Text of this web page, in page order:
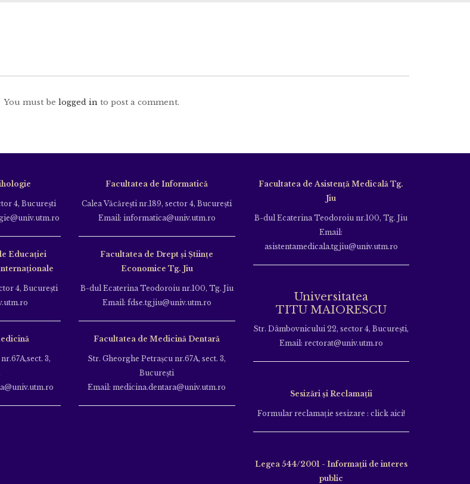
You must be logged in to post a comment.
4, Bucureşti
Educației
4, Bucureşti
3,
Facultatea de Informatică
Calea Văcăreşti nr.189, sector 4, Bucureşti
Email: informatica@univ.utm.ro
Facultatea de Drept și Științe
Economice Tg. Jiu
B-dul Ecaterina Teodoroiu nr.100, Tg. Jiu
Email: fdse.tgjiu@univ.utm.ro
Facultatea de Medicină Dentară
Str. Gheorghe Petraşcu nr.67A, sect. 3,
Bucureşti
Email: medicina.dentara@univ.utm.ro
Facultatea de Asistență Medicală Tg.
Jiu
B-dul Ecaterina Teodoroiu nr.100, Tg. Jiu
Email:
asistentamedicala.tgjiu@univ.utm.ro
Universitatea
TITU MAIORESCU
Str. Dâmbovnicului 22, sector 4, București,
Email: rectorat@univ.utm.ro
Sesizări și Reclamații
Formular reclamație sesizare : click aici!
Legea 544/2001 - Informații de interes
public